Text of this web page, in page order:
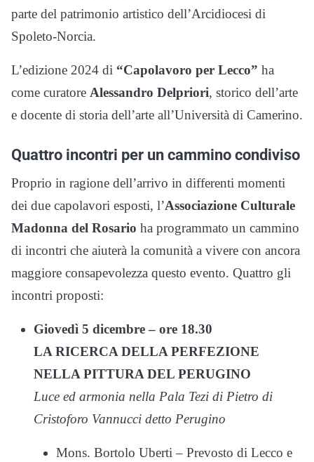
parte del patrimonio artistico dell’Arcidiocesi di
Spoleto-Norcia.
L’edizione 2024 di “Capolavoro per Lecco” ha
come curatore Alessandro Delpriori, storico dell’arte
e docente di storia dell’arte all’Università di Camerino.
Quattro incontri per un cammino condiviso
Proprio in ragione dell’arrivo in differenti momenti
dei due capolavori esposti, l’Associazione Culturale
Madonna del Rosario ha programmato un cammino
di incontri che aiuterà la comunità a vivere con ancora
maggiore consapevolezza questo evento. Quattro gli
incontri proposti:
Giovedì 5 dicembre – ore 18.30
LA RICERCA DELLA PERFEZIONE
NELLA PITTURA DEL PERUGINO
Luce ed armonia nella Pala Tezi di Pietro di
Cristoforo Vannucci detto Perugino
Mons. Bortolo Uberti – Prevosto di Lecco e